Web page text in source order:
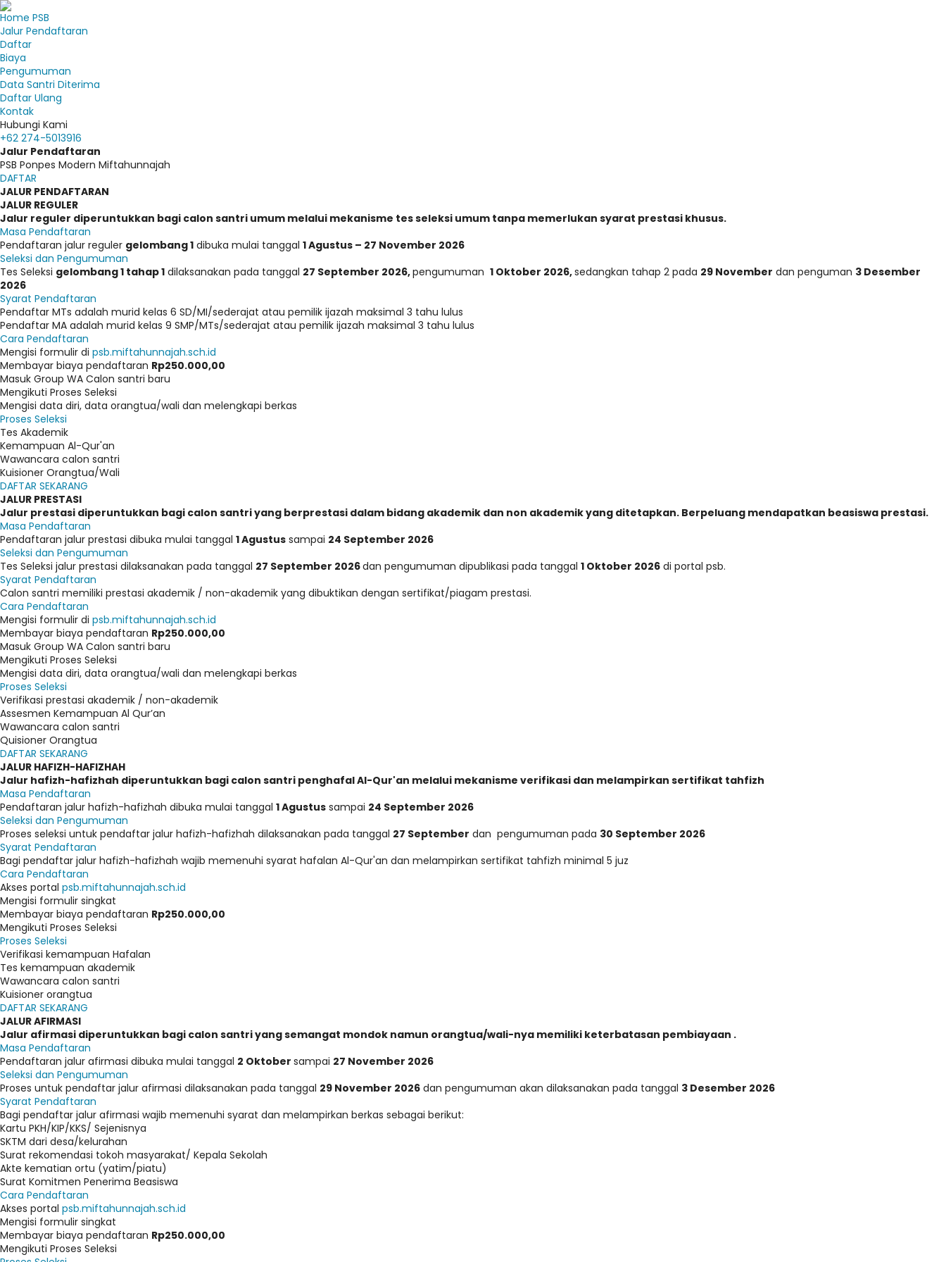
Home PSB
Jalur Pendaftaran
Daftar
Biaya
Pengumuman
Data Santri Diterima
Daftar Ulang
Kontak
Hubungi Kami
+62 274-5013916
Jalur Pendaftaran
PSB Ponpes Modern Miftahunnajah
DAFTAR
JALUR PENDAFTARAN
JALUR REGULER
Jalur reguler diperuntukkan bagi calon santri umum melalui mekanisme tes seleksi umum tanpa memerlukan syarat prestasi khusus.
Masa Pendaftaran
Pendaftaran jalur reguler gelombang 1 dibuka mulai tanggal 1 Agustus – 27 November 2026
Seleksi dan Pengumuman
Tes Seleksi gelombang 1 tahap 1 dilaksanakan pada tanggal 27 September 2026,pengumuman 1 Oktober 2026,sedangkan tahap 2 pada 29 November dan penguman 3 Desember
2026
Syarat Pendaftaran
Pendaftar MTs adalah murid kelas 6 SD/MI/sederajat atau pemilik ijazah maksimal 3 tahu lulus
Pendaftar MA adalah murid kelas 9 SMP/MTs/sederajat atau pemilik ijazah maksimal 3 tahu lulus
Cara Pendaftaran
Mengisi formulir di psb.miftahunnajah.sch.id
Membayar biaya pendaftaran Rp250.000,00
Masuk Group WA Calon santri baru
Mengikuti Proses Seleksi
Mengisi data diri, data orangtua/wali dan melengkapi berkas
Proses Seleksi
Tes Akademik
Kemampuan Al-Qur'an
Wawancara calon santri
Kuisioner Orangtua/Wali
DAFTAR SEKARANG
JALUR PRESTASI
Jalur prestasi diperuntukkan bagi calon santri yang berprestasi dalam bidang akademik dan non akademik yang ditetapkan. Berpeluang mendapatkan beasiswa prestasi.
Masa Pendaftaran
Pendaftaran jalur prestasi dibuka mulai tanggal 1 Agustus sampai 24 September 2026
Seleksi dan Pengumuman
Tes Seleksi jalur prestasi dilaksanakan pada tanggal 27 September 2026dan pengumuman dipublikasi pada tanggal 1 Oktober 2026 di portal psb.
Syarat Pendaftaran
Calon santri memiliki prestasi akademik / non-akademik yang dibuktikan dengan sertifikat/piagam prestasi.
Cara Pendaftaran
Mengisi formulir di psb.miftahunnajah.sch.id
Membayar biaya pendaftaran Rp250.000,00
Masuk Group WA Calon santri baru
Mengikuti Proses Seleksi
Mengisi data diri, data orangtua/wali dan melengkapi berkas
Proses Seleksi
Verifikasi prestasi akademik / non-akademik
Assesmen Kemampuan Al Qur’an
Wawancara calon santri
Quisioner Orangtua
DAFTAR SEKARANG
JALUR HAFIZH-HAFIZHAH
Jalur hafizh-hafizhah diperuntukkan bagi calon santri penghafal Al-Qur'an melalui mekanisme verifikasi dan melampirkan sertifikat tahfizh
Masa Pendaftaran
Pendaftaran jalur hafizh-hafizhah dibuka mulai tanggal 1 Agustus sampai 24 September 2026
Seleksi dan Pengumuman
Proses seleksi untuk pendaftar jalur hafizh-hafizhah dilaksanakan pada tanggal 27 September dan pengumuman pada 30 September 2026
Syarat Pendaftaran
Bagi pendaftar jalur hafizh-hafizhah wajib memenuhi syarat hafalan Al-Qur'an dan melampirkan sertifikat tahfizh minimal 5 juz
Cara Pendaftaran
Akses portal psb.miftahunnajah.sch.id
Mengisi formulir singkat
Membayar biaya pendaftaran Rp250.000,00
Mengikuti Proses Seleksi
Proses Seleksi
Verifikasi kemampuan Hafalan
Tes kemampuan akademik
Wawancara calon santri
Kuisioner orangtua
DAFTAR SEKARANG
JALUR AFIRMASI
Jalur afirmasi diperuntukkan bagi calon santri yang semangat mondok namun orangtua/wali-nya memiliki keterbatasan pembiayaan .
Masa Pendaftaran
Pendaftaran jalur afirmasi dibuka mulai tanggal 2 Oktober sampai 27 November 2026
Seleksi dan Pengumuman
Proses untuk pendaftar jalur afirmasi dilaksanakan pada tanggal 29 November 2026 dan pengumuman akan dilaksanakan pada tanggal 3 Desember 2026
Syarat Pendaftaran
Bagi pendaftar jalur afirmasi wajib memenuhi syarat dan melampirkan berkas sebagai berikut:
Kartu PKH/KIP/KKS/ Sejenisnya
SKTM dari desa/kelurahan
Surat rekomendasi tokoh masyarakat/ Kepala Sekolah
Akte kematian ortu (yatim/piatu)
Surat Komitmen Penerima Beasiswa
Cara Pendaftaran
Akses portal psb.miftahunnajah.sch.id
Mengisi formulir singkat
Membayar biaya pendaftaran Rp250.000,00
Mengikuti Proses Seleksi